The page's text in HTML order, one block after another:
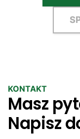
KONTAKT
Masz
Napisz